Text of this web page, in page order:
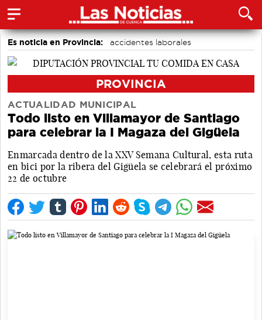
Es noticia en Provincia:
accidentes laborales
Medio Ambiente
PROVINCIA
ACTUALIDAD MUNICIPAL
Todo listo en Villamayor de Santiago
para celebrar la I Magaza del Gigüela
Enmarcada dentro de la XXV Semana Cultural, esta ruta
en bici por la ribera del Gigüela se celebrará el próximo
22 de octubre